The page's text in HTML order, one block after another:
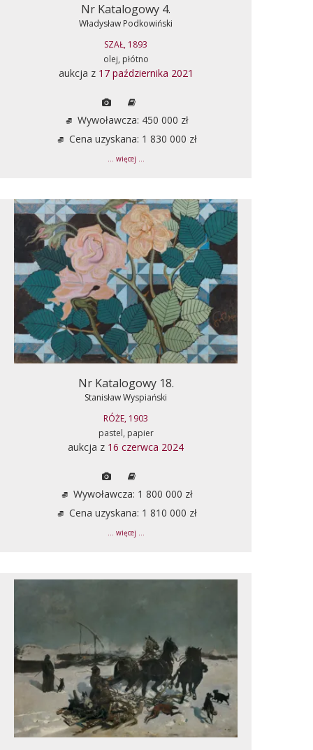
Nr Katalogowy 4.
Władysław Podkowiński
SZAŁ, 1893
olej, płótno
aukcja z 17 października 2021
Wywoławcza: 450 000 zł
Cena uzyskana: 1 830 000 zł
... więcej ...
Nr Katalogowy 18.
Stanisław Wyspiański
RÓŻE, 1903
pastel, papier
aukcja z 16 czerwca 2024
Wywoławcza: 1 800 000 zł
Cena uzyskana: 1 810 000 zł
... więcej ...